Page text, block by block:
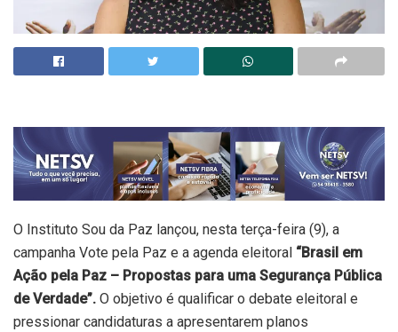
O Instituto Sou da Paz lançou, nesta terça-feira (9), a
campanha Vote pela Paz e a agenda eleitoral “Brasil em
Ação pela Paz – Propostas para uma Segurança Pública
de Verdade”. O objetivo é qualificar o debate eleitoral e
pressionar candidaturas a apresentarem planos